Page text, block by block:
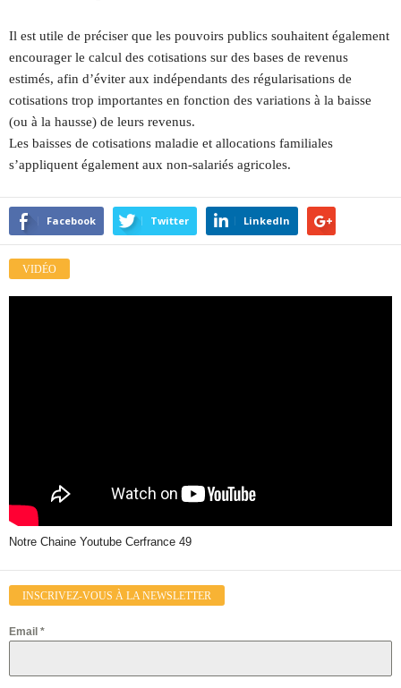
Il est utile de préciser que les pouvoirs publics souhaitent également
encourager le calcul des cotisations sur des bases de revenus
estimés, afin d’éviter aux indépendants des régularisations de
cotisations trop importantes en fonction des variations à la baisse
(ou à la hausse) de leurs revenus.
Les baisses de cotisations maladie et allocations familiales
s’appliquent également aux non-salariés agricoles.
Facebook Twitter LinkedIn
VIDÉO
Notre Chaine Youtube Cerfrance 49
INSCRIVEZ-VOUS À LA NEWSLETTER
Email *